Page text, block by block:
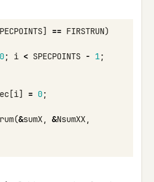
] == FIRSTRUN)
0; i < SPECPOINTS - 1;
[i] = 0;
(&sumX, &NsumXX,